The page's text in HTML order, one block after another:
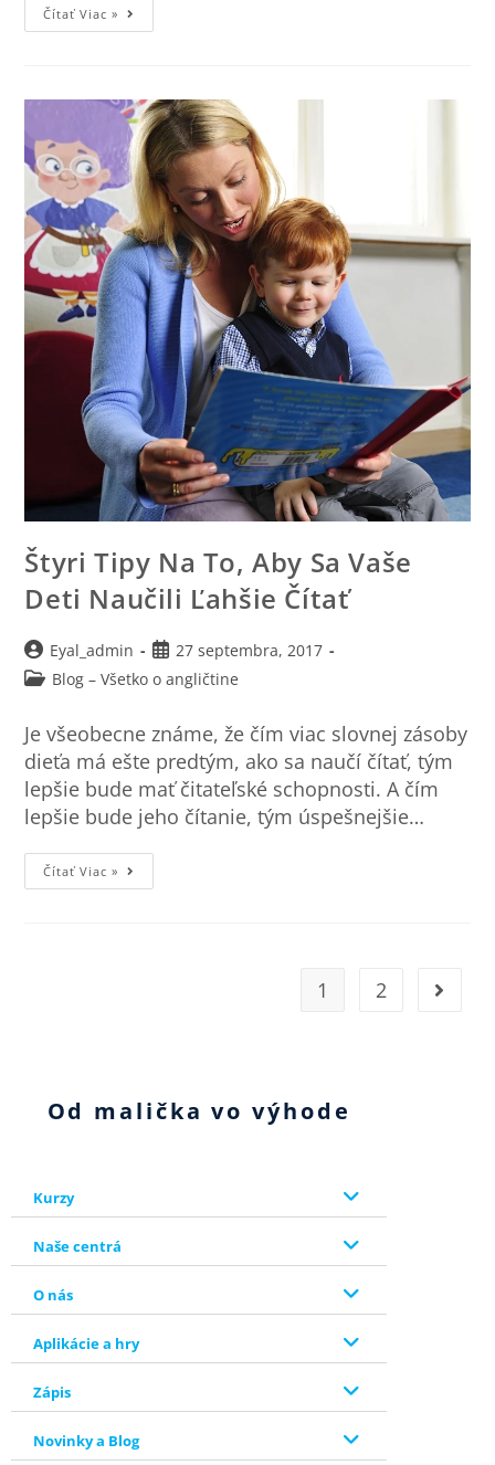
Čítať Viac »
Štyri Tipy Na To, Aby Sa Vaše
Deti Naučili Ľahšie Čítať
Eyal_admin
27 septembra, 2017
Blog – Všetko o angličtine
Je všeobecne známe, že čím viac slovnej zásoby
dieťa má ešte predtým, ako sa naučí čítať, tým
lepšie bude mať čitateľské schopnosti. A čím
lepšie bude jeho čítanie, tým úspešnejšie…
Čítať Viac »
1 2
Od malička vo výhode
Kurzy
Naše centrá
O nás
Aplikácie a hry
Zápis
Novinky a Blog